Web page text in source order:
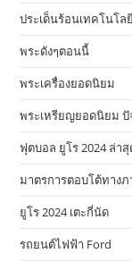
ประเด็นร้อนเทคโนโลยี
พระดังๆตอนนี้
พระเครื่องยอดนิยม
พระเหรียญยอดนิยม
ฟุตบอล ยูโร 2024 ล่า
มาตรการตอบโต้ทางภ
ยูโร 2024 เตะกี่นัด
รถยนต์ไฟฟ้า Ford